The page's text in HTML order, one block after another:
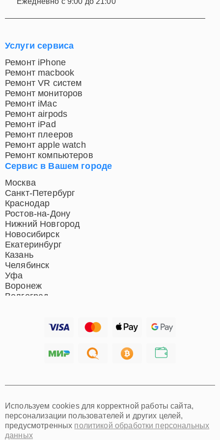
работоспособность вашего монитора Apple. Мы
Сервис в Вашем городе
Москва
Санкт-Петербург
Краснодар
Ростов-на-Дону
Нижний Новгород
Новосибирск
Екатеринбург
Казань
Челябинск
Уфа
Воронеж
Волгоград
Хабаровск
Омск
Красноярск
Пермь
Услуги сервиса
Ремонт iPhone
Ремонт macbook
Ремонт VR систем
Ремонт мониторов
Ремонт iMac
Ремонт airpods
Ремонт iPad
Ремонт плееров
Ремонт apple watch
Ремонт компьютеров
Используем cookies для корректной работы сайта,
персонализации пользователей и других целей,
предусмотренных политикой обработки персональных
данных